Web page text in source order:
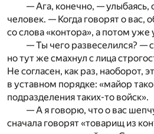
— Ага, конечно, — улыбаясь,
человек. — Когда говорят о вас,
со слова «контора», а потом
— Ты чего развеселился? —
но тут же смахнул с лица
Не согласен, как раз, наоборот,
в уставном порядке: «майор
подразделения таких-то войск».
— А я говорю, что о вас
сначала говорят «товарищ из